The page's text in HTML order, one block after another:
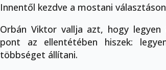
Innentől kezdve a mostani
Orbán Viktor vallja azt, hogy legyen
pont az ellentétében hiszek:
többséget állítani.